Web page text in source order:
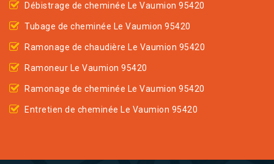
Débistrage de cheminée Le Vaumion 95420
Tubage de cheminée Le Vaumion 95420
Ramonage de chaudière Le Vaumion 95420
Ramoneur Le Vaumion 95420
Ramonage de cheminée Le Vaumion 95420
Entretien de cheminée Le Vaumion 95420